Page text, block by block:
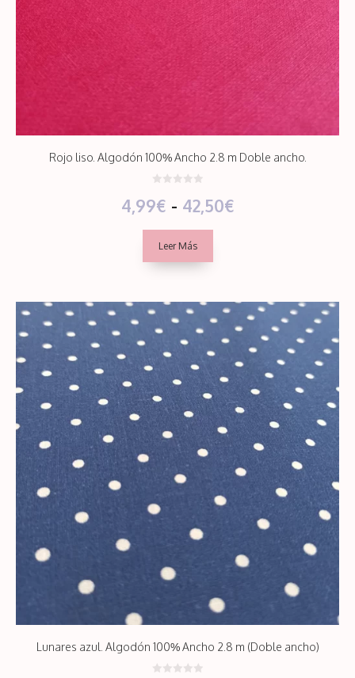
Rojo liso. Algodón 100% Ancho 2.8 m Doble ancho.
d
e
4,99€ - 42,50€Rango
4,99€
hasta
42,50€
Leer Más
Lunares azul. Algodón 100% Ancho 2.8 m (Doble ancho)